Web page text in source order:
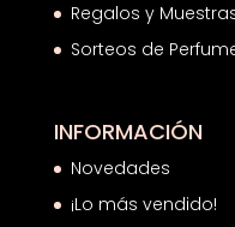
Regalos y
Sorteos de
INFORMACIÓN
Novedades
¡Lo más vendido!